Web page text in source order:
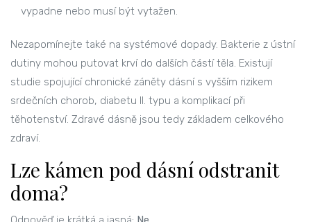
vypadne nebo musí být vytažen.
Nezapomínejte také na systémové dopady. Bakterie z ústní
dutiny mohou putovat krví do dalších částí těla. Existují
studie spojující chronické záněty dásní s vyšším rizikem
srdečních chorob, diabetu II. typu a komplikací při
těhotenství. Zdravé dásně jsou tedy základem celkového
zdraví.
Lze kámen pod dásní odstranit
doma?